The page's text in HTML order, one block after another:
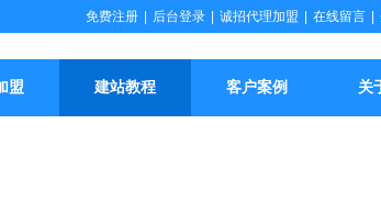
盟 建站教程 客户案例 关
免费注册 后台登录 诚招代理加盟 在线留言